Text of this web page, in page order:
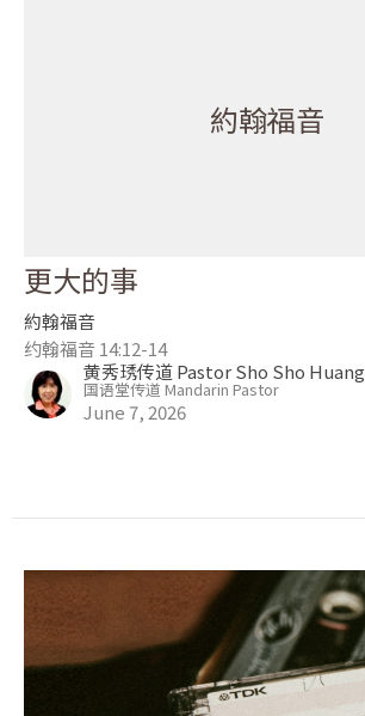
約翰福音
更大的事
約翰福音
约翰福音 14:12-14
黄秀琇传道 Pastor Sho Sho Huang
国语堂传道 Mandarin Pastor
June 7, 2026